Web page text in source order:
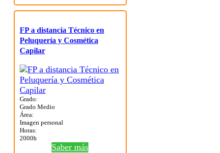
FP a distancia Técnico en
Peluquería y Cosmética
Capilar
Grado:
Grado Medio
Área:
Imagen personal
Horas:
2000h
Saber más